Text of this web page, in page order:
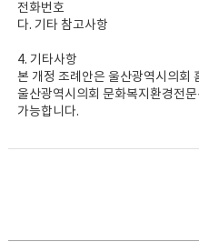
전화번호
다. 기타 참고사항
4. 기타사항
본 개정 조례안은 울산광역시의회
울산광역시의회 문화복지환경전
가능합니다.